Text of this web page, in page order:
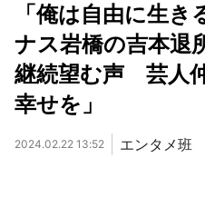
「俺は自由に生
ナス岩橋の吉本退
継続望む声 芸人
幸せを」
2024.02.22 13:52 エンタメ班